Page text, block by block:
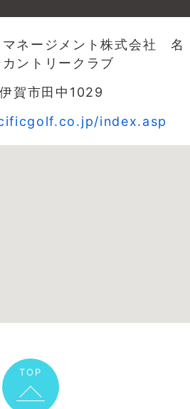
ネージメント株式会社 名
ントリークラブ
賀市田中1029
index.asp
TOP